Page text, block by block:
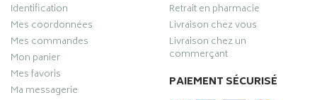
Identification
Mes coordonnées
Mes commandes
Mon panier
Mes favoris
Ma messagerie
Retrait en pharmacie
Livraison chez vous
Livraison chez un
commerçant
PAIEMENT SÉCURISÉ